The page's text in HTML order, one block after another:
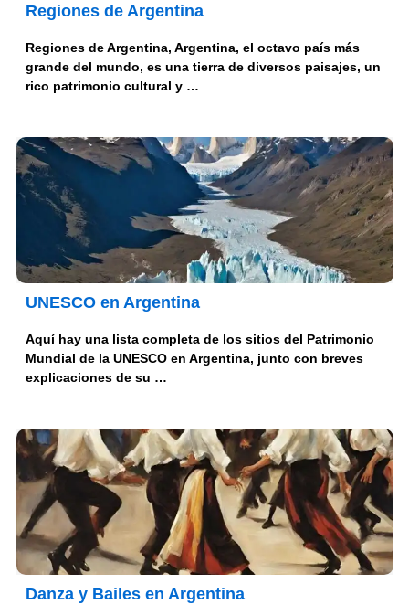
Regiones de Argentina
Regiones de Argentina, Argentina, el octavo país más
grande del mundo, es una tierra de diversos paisajes, un
rico patrimonio cultural y …
UNESCO en Argentina
Aquí hay una lista completa de los sitios del Patrimonio
Mundial de la UNESCO en Argentina, junto con breves
explicaciones de su …
Danza y Bailes en Argentina